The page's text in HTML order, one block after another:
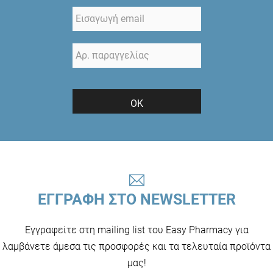
ΟΚ
ΕΓΓΡΑΦΗ ΣΤΟ NEWSLETTER
Εγγραφείτε στη mailing list του Easy Pharmacy για
λαμβάνετε άμεσα τις προσφορές και τα τελευταία προϊόντα
μας!